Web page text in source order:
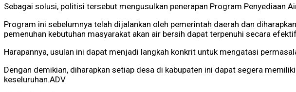
Sebagai solusi, politisi tersebut mengusulkan penerapan Program Penyediaan
Program ini sebelumnya telah dijalankan oleh pemerintah daerah dan
pemenuhan kebutuhan masyarakat akan air bersih dapat terpenuhi secara
Harapannya, usulan ini dapat menjadi langkah konkrit untuk mengatasi
Dengan demikian, diharapkan setiap desa di kabupaten ini dapat segera
keseluruhan.ADV